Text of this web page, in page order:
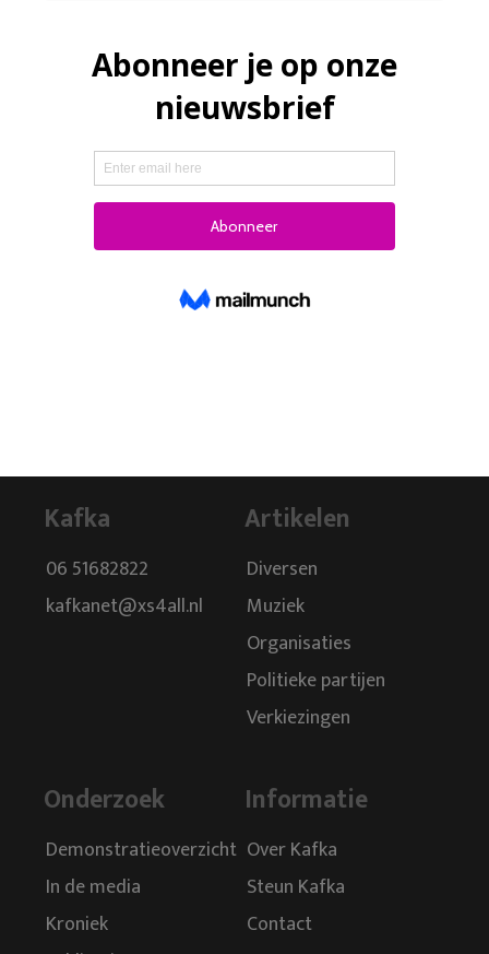
Kafka
06 51682822
kafkanet@xs4all.nl
Artikelen
Diversen
Muziek
Organisaties
Politieke partijen
Verkiezingen
Onderzoek
Demonstratieoverzicht
In de media
Kroniek
Informatie
Over Kafka
Steun Kafka
Contact